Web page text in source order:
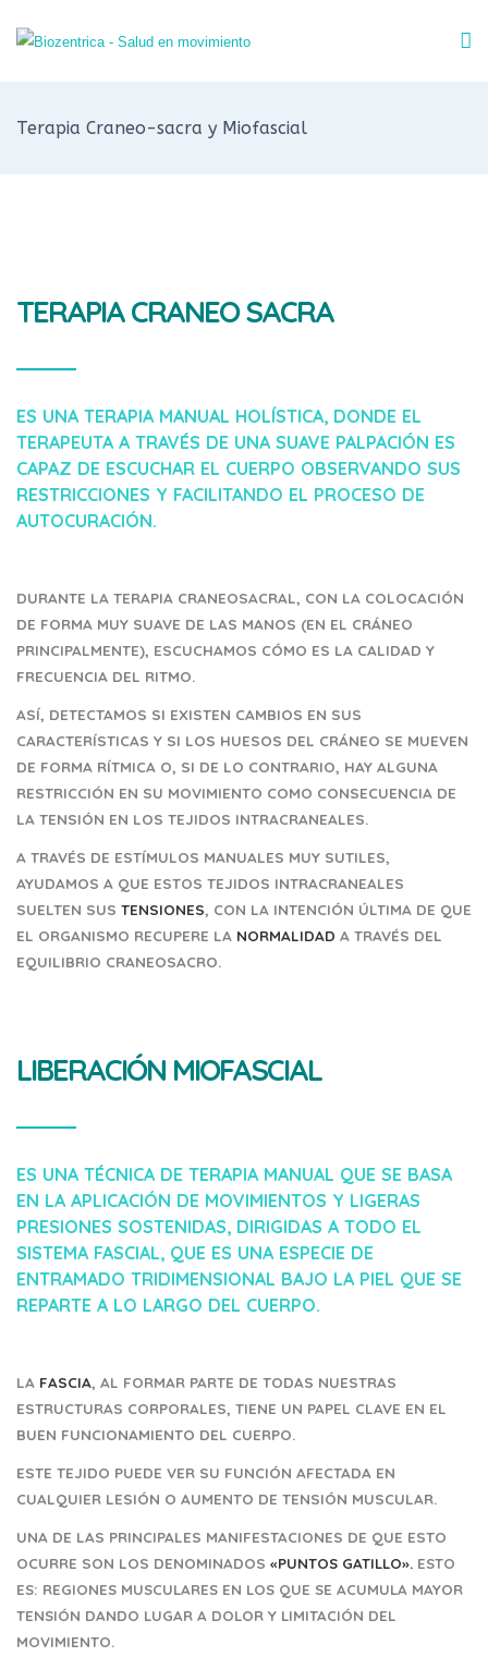
Terapia Craneo-sacra y Miofascial
TERAPIA CRANEO SACRA
ES UNA TERAPIA MANUAL HOLÍSTICA, DONDE EL
TERAPEUTA A TRAVÉS DE UNA SUAVE PALPACIÓN ES
CAPAZ DE ESCUCHAR EL CUERPO OBSERVANDO SUS
RESTRICCIONES Y FACILITANDO EL PROCESO DE
AUTOCURACIÓN.
DURANTE LA TERAPIA CRANEOSACRAL, CON LA COLOCACIÓN
DE FORMA MUY SUAVE DE LAS MANOS (EN EL CRÁNEO
PRINCIPALMENTE), ESCUCHAMOS CÓMO ES LA CALIDAD Y
FRECUENCIA DEL RITMO.
ASÍ, DETECTAMOS SI EXISTEN CAMBIOS EN SUS
CARACTERÍSTICAS Y SI LOS HUESOS DEL CRÁNEO SE MUEVEN
DE FORMA RÍTMICA O, SI DE LO CONTRARIO, HAY ALGUNA
RESTRICCIÓN EN SU MOVIMIENTO COMO CONSECUENCIA DE
LA TENSIÓN EN LOS TEJIDOS INTRACRANEALES.
A TRAVÉS DE ESTÍMULOS MANUALES MUY SUTILES,
AYUDAMOS A QUE ESTOS TEJIDOS INTRACRANEALES
SUELTEN SUS TENSIONES, CON LA INTENCIÓN ÚLTIMA DE QUE
EL ORGANISMO RECUPERE LA NORMALIDAD A TRAVÉS DEL
EQUILIBRIO CRANEOSACRO.
LIBERACIÓN MIOFASCIAL
ES UNA TÉCNICA DE TERAPIA MANUAL QUE SE BASA
EN LA APLICACIÓN DE MOVIMIENTOS Y LIGERAS
PRESIONES SOSTENIDAS, DIRIGIDAS A TODO EL
SISTEMA FASCIAL, QUE ES UNA ESPECIE DE
ENTRAMADO TRIDIMENSIONAL BAJO LA PIEL QUE SE
REPARTE A LO LARGO DEL CUERPO.
LA FASCIA, AL FORMAR PARTE DE TODAS NUESTRAS
ESTRUCTURAS CORPORALES, TIENE UN PAPEL CLAVE EN EL
BUEN FUNCIONAMIENTO DEL CUERPO.
ESTE TEJIDO PUEDE VER SU FUNCIÓN AFECTADA EN
CUALQUIER LESIÓN O AUMENTO DE TENSIÓN MUSCULAR.
UNA DE LAS PRINCIPALES MANIFESTACIONES DE QUE ESTO
OCURRE SON LOS DENOMINADOS «PUNTOS GATILLO». ESTO
ES: REGIONES MUSCULARES EN LOS QUE SE ACUMULA MAYOR
TENSIÓN DANDO LUGAR A DOLOR Y LIMITACIÓN DEL
MOVIMIENTO.